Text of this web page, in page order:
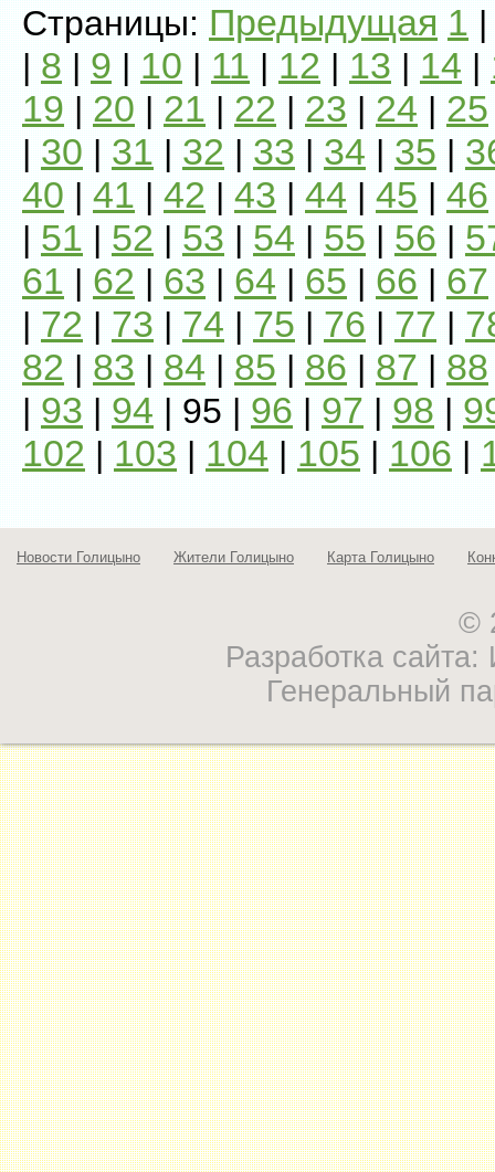
Страницы:Предыдущая 1
|8|9|10|11|12|13|14|
19|20|21|22|23|24|25
|30|31|32|33|34|35|
40|41|42|43|44|45|46
|51|52|53|54|55|56|
61|62|63|64|65|66|67
|72|73|74|75|76|77|
82|83|84|85|86|87|88
|93|94| 95 |96|97|98|
102|103|104|105|106|
Новости Голицыно Жители Голицыно Карта Голицыно
©
Разработка
Генеральный